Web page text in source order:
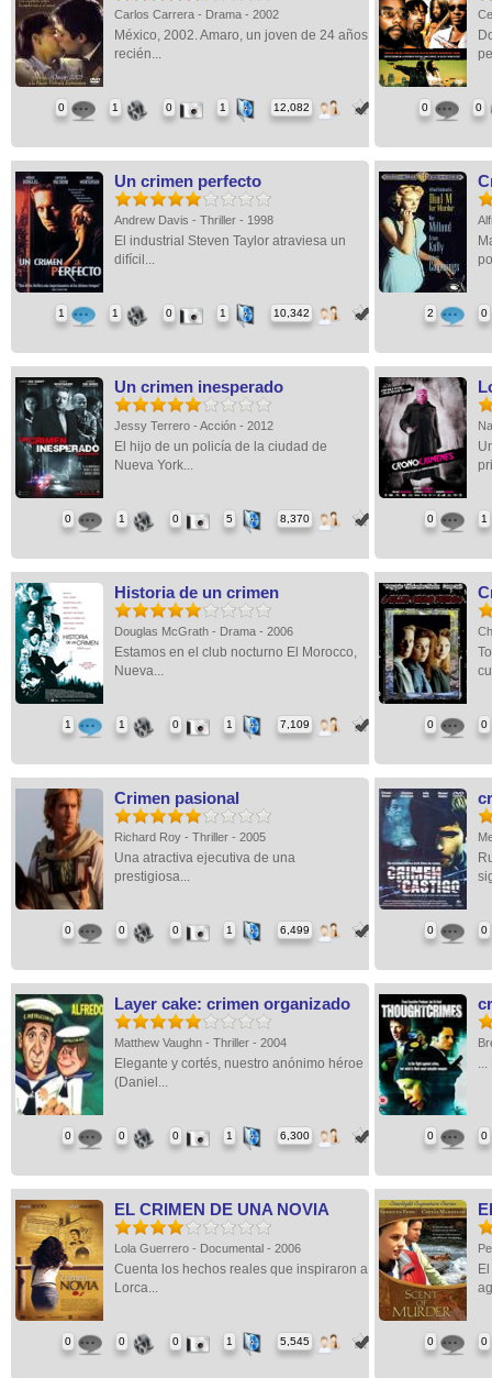
Carlos Carrera - Drama - 2002
México, 2002. Amaro, un joven de 24 años
recién...
0 1 0 1 12,082 0 0
Un crimen perfecto
Andrew Davis - Thriller - 1998
El industrial Steven Taylor atraviesa un
difícil...
1 1 0 1 10,342 2 0
Un crimen inesperado
Jessy Terrero - Acción - 2012
El hijo de un policía de la ciudad de
Nueva York...
0 1 0 5 8,370 0 1
Historia de un crimen
Douglas McGrath - Drama - 2006
Estamos en el club nocturno El Morocco,
Nueva...
1 1 0 1 7,109 0 0
Crimen pasional
Richard Roy - Thriller - 2005
Una atractiva ejecutiva de una
prestigiosa...
0 0 0 1 6,499 0 0
Layer cake: crimen organizado
Matthew Vaughn - Thriller - 2004
Elegante y cortés, nuestro anónimo héroe
(Daniel...
0 0 0 1 6,300 0 0
EL CRIMEN DE UNA NOVIA
Lola Guerrero - Documental - 2006
Cuenta los hechos reales que inspiraron a
Lorca...
0 0 0 1 5,545 0 0